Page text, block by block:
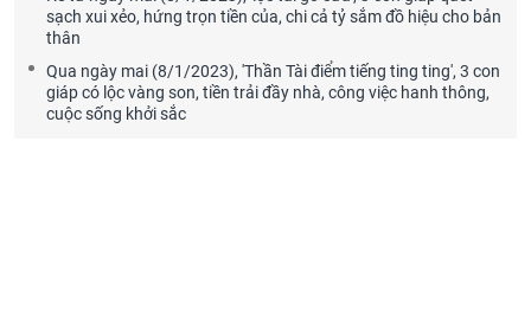
sạch xui xẻo, hứng trọn tiền của, chi cả tỷ sắm đồ hiệu cho bản
thân
Qua ngày mai (8/1/2023), 'Thần Tài điểm tiếng ting ting', 3 con
giáp có lộc vàng son, tiền trải đầy nhà, công việc hanh thông,
cuộc sống khởi sắc